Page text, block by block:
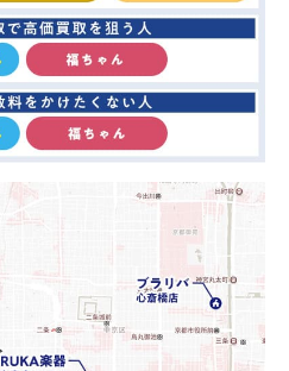
楽器本体以外も買い取って
取依頼ができるか
知識を有しているか
めの注意点
ニングを行う
できるかチェックする
確認しておく
本店の評判は？
クションと買取業者どちら
ート調査について